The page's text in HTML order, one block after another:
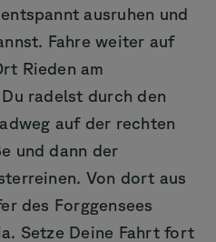
ausruhen und
Fahre weiter auf
Rieden am
radelst durch den
auf der rechten
und dann der
Von dort aus
des Forggensees
Setze Deine Fahrt fort